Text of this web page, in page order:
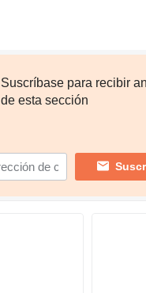
Suscríbase para recibir
de esta sección